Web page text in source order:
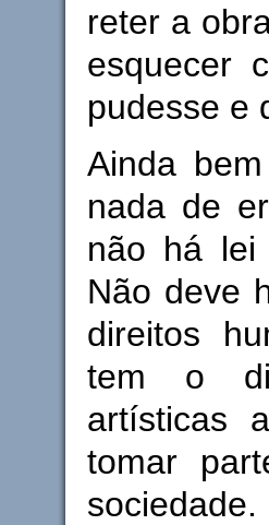
reter a
esquecer
pudesse e
Ainda
nada de
não há lei
Não deve
direitos
tem o
artísticas
tomar